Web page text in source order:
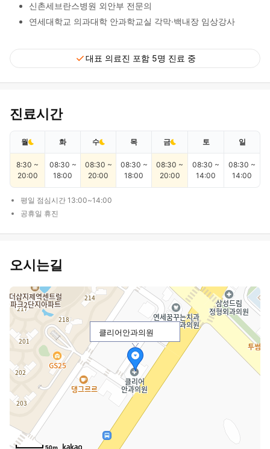
신촌세브란스병원 외안부 전문의
연세대학교 의과대학 안과학교실 각막·백내장 임상강사
check대표 의료진 포함 5명 진료 중
진료시간
월 화 수 목 금 토 일
8:30 ~
20:00
08:30 ~
18:00
08:30 ~
20:00
08:30 ~
18:00
08:30 ~
20:00
08:30 ~
14:00
08:30 ~
14:00
평일 점심시간 13:00~14:00
공휴일 휴진
오시는길
클리어안과의원
50m